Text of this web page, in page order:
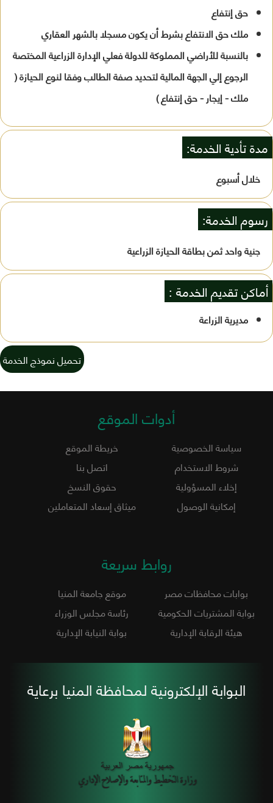
حق إنتفاع
ملك حق الانتفاع بشرط أن يكون مسجلا بالشهر العقاري
بالنسبة للأراضي المملوكة للدولة فعلي الإدارة الزراعية المختصة
الرجوع إلي الجهة المالية لتحديد صفة الطالب وفقا لنوع الحيازة (
ملك - إيجار - حق إنتفاع )
مدة تأدية الخدمة:
خلال أسبوع
رسوم الخدمة:
جنية واحد ثمن بطاقة الحيازة الزراعية
أماكن تقديم الخدمة :
مديرية الزراعة
تحميل نموذج الخدمة
أدوات الموقع
سياسة الخصوصية
خريطة الموقع
شروط الاستخدام
اتصل بنا
إخلاء المسؤولية
حقوق النسخ
إمكانية الوصول
ميثاق إسعاد المتعاملين
روابط سريعة
بوابات محافظات مصر
موقع جامعة المنيا
بوابة المشتريات الحكومية
رئاسة مجلس الوزراء
هيئة الرقابة الإدارية
بوابة النيابة الإدارية
البوابة الإلكترونية لمحافظة المنيا برعاية